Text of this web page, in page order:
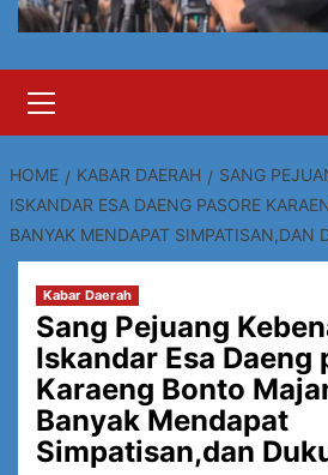
Menu
HOME KABAR DAERAH
SANG
ISKANDAR ESA DAENG PASORE
BANYAK MENDAPAT SIMPATISAN,DAN
Kabar Daerah
Sang Pejuang
Iskandar Esa Daeng
Karaeng Bonto
Banyak Mendapat
Simpatisan,dan